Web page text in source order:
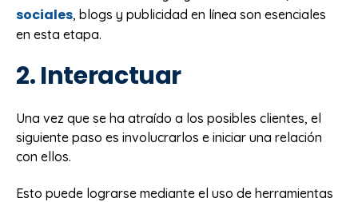
sociales, blogs y publicidad en línea son esenciales
en esta etapa.
2. Interactuar
Una vez que se ha atraído a los posibles clientes, el
siguiente paso es involucrarlos e iniciar una relación
con ellos.
Esto puede lograrse mediante el uso de herramientas